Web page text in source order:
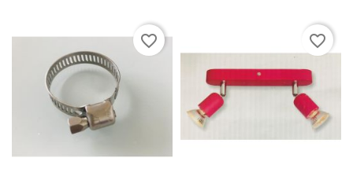
favorite_border favorite_border